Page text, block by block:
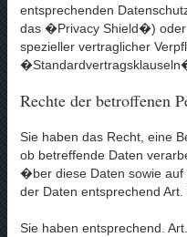
entsprechenden
das �Privacy Shield�) oder
spezieller vertraglicher
Rechte der betroffenen
Sie haben das Recht, eine
ob betreffende Daten
�ber diese Daten sowie auf
der Daten entsprechend Art.
Sie haben entsprechend.